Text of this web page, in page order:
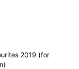
2019 (for